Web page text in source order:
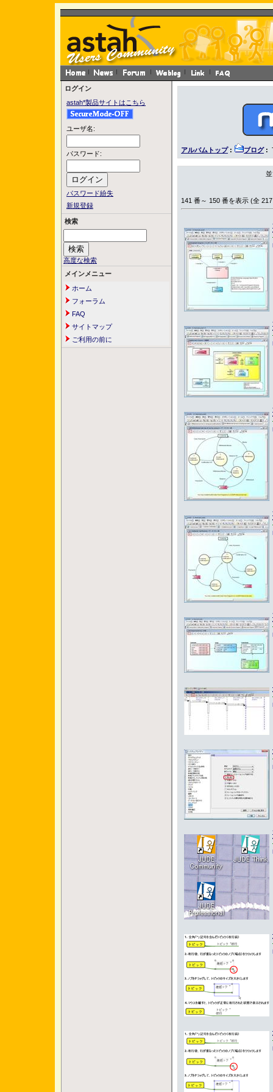
ログイン
astah*製品サイトはこちら
ユーザ名:
パスワード:
パスワード紛失
新規登録
検索
高度な検索
メインメニュー
ホーム
フォーラム
FAQ
サイトマップ
ご利用の前に
アルバムトップ: ブログ:
141 番～ 150 番を表示 (全